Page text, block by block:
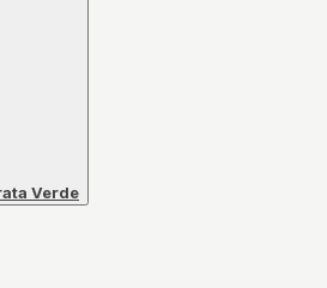
Verde